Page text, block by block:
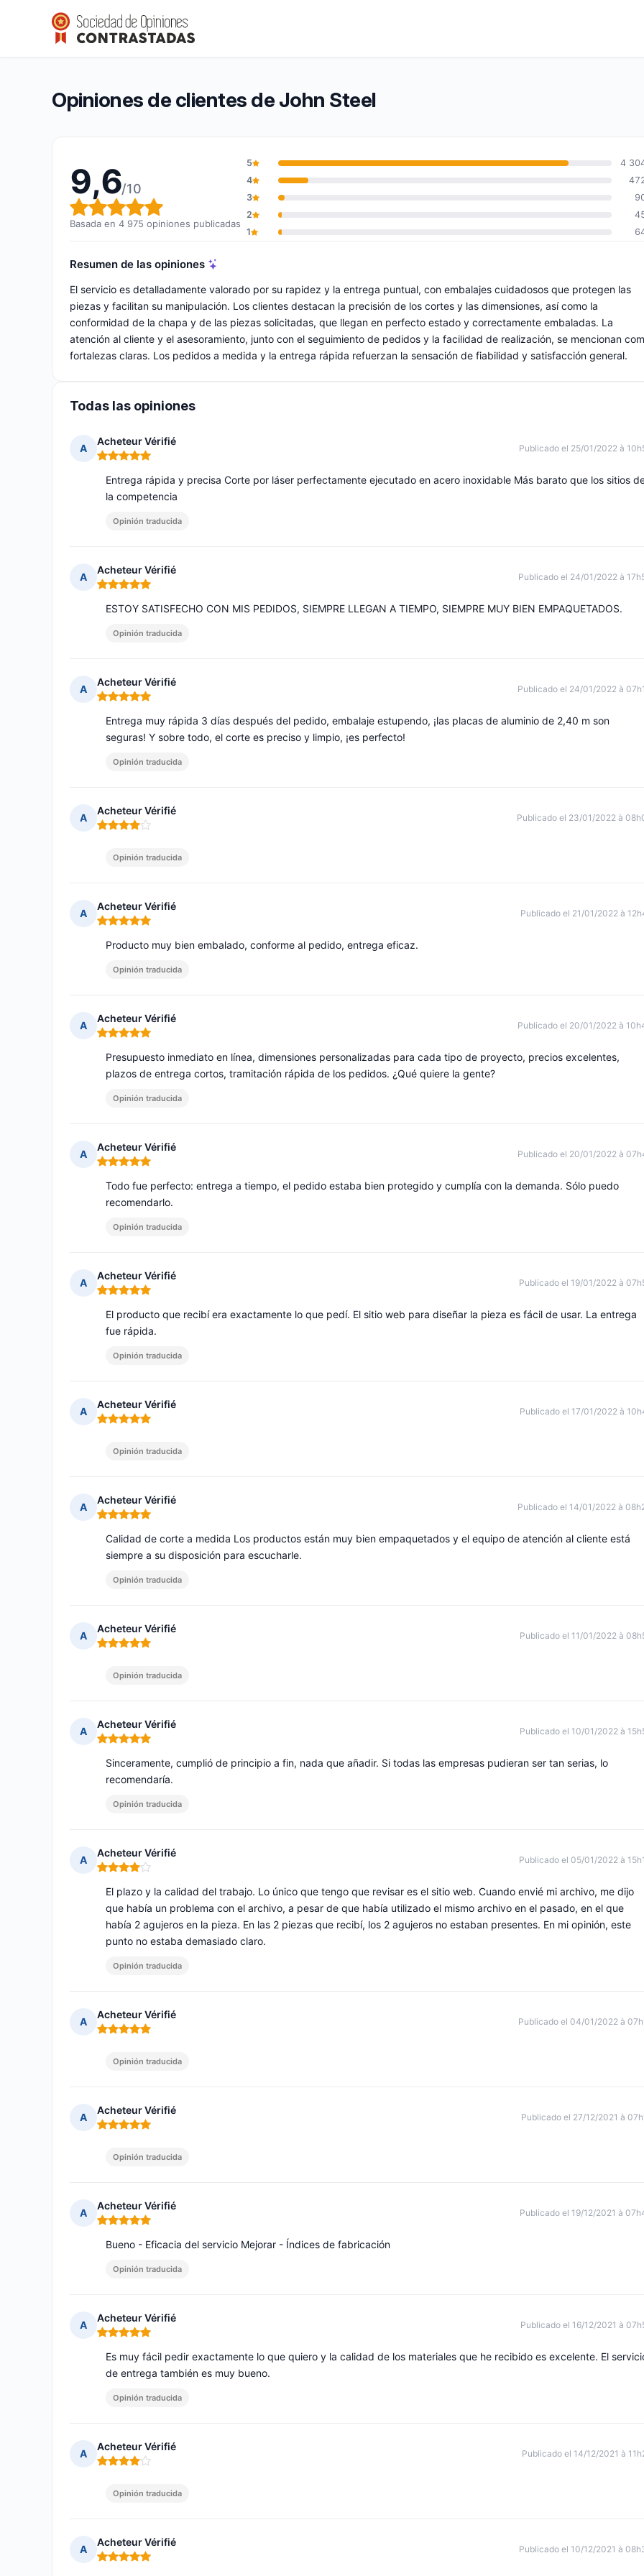
John Steel
Calificación global: 9,6 de 10
9,6/10(4 975 opiniones)
Opiniones de clientes de John Steel
9,6/10
Calificación global: 9,6 de 10
Basada en 4 975 opiniones publicadas
5
4
4
3
2
1
Resumen de las opiniones
El servicio es detalladamente valorado por su rapidez y la entrega puntual, con embalajes cuidadosos que protegen las
piezas y facilitan su manipulación. Los clientes destacan la precisión de los cortes y las dimensiones, así como la
conformidad de la chapa y de las piezas solicitadas, que llegan en perfecto estado y correctamente embaladas. La
atención al cliente y el asesoramiento, junto con el seguimiento de pedidos y la facilidad de realización, se mencionan
fortalezas claras. Los pedidos a medida y la entrega rápida refuerzan la sensación de fiabilidad y satisfacción general.
Todas las opiniones
A
Acheteur Vérifié
Nota: 5 de 5
Publicado el 25/01/2022 à
Entrega rápida y precisa Corte por láser perfectamente ejecutado en acero inoxidable Más barato que los sitios
la competencia
Opinión traducida
A
Acheteur Vérifié
Nota: 5 de 5
Publicado el 24/01/2022 à
ESTOY SATISFECHO CON MIS PEDIDOS, SIEMPRE LLEGAN A TIEMPO, SIEMPRE MUY BIEN EMPAQUETADOS.
Opinión traducida
A
Acheteur Vérifié
Nota: 5 de 5
Publicado el 24/01/2022 à
Entrega muy rápida 3 días después del pedido, embalaje estupendo, ¡las placas de aluminio de 2,40 m son
seguras! Y sobre todo, el corte es preciso y limpio, ¡es perfecto!
Opinión traducida
A
Acheteur Vérifié
Nota: 4 de 5
Publicado el 23/01/2022 à
Opinión traducida
A
Acheteur Vérifié
Nota: 5 de 5
Publicado el 21/01/2022 à
Producto muy bien embalado, conforme al pedido, entrega eficaz.
Opinión traducida
A
Acheteur Vérifié
Nota: 5 de 5
Publicado el 20/01/2022 à
Presupuesto inmediato en línea, dimensiones personalizadas para cada tipo de proyecto, precios excelentes,
plazos de entrega cortos, tramitación rápida de los pedidos. ¿Qué quiere la gente?
Opinión traducida
A
Acheteur Vérifié
Nota: 5 de 5
Publicado el 20/01/2022 à
Todo fue perfecto: entrega a tiempo, el pedido estaba bien protegido y cumplía con la demanda. Sólo puedo
recomendarlo.
Opinión traducida
A
Acheteur Vérifié
Nota: 5 de 5
Publicado el 19/01/2022 à
El producto que recibí era exactamente lo que pedí. El sitio web para diseñar la pieza es fácil de usar. La entrega
fue rápida.
Opinión traducida
A
Acheteur Vérifié
Nota: 5 de 5
Publicado el 17/01/2022 à
Opinión traducida
A
Acheteur Vérifié
Nota: 5 de 5
Publicado el 14/01/2022 à
Calidad de corte a medida Los productos están muy bien empaquetados y el equipo de atención al cliente está
siempre a su disposición para escucharle.
Opinión traducida
A
Acheteur Vérifié
Nota: 5 de 5
Publicado el 11/01/2022 à
Opinión traducida
A
Acheteur Vérifié
Nota: 5 de 5
Publicado el 10/01/2022 à
Sinceramente, cumplió de principio a fin, nada que añadir. Si todas las empresas pudieran ser tan serias, lo
recomendaría.
Opinión traducida
A
Acheteur Vérifié
Nota: 4 de 5
Publicado el 05/01/2022 à
El plazo y la calidad del trabajo. Lo único que tengo que revisar es el sitio web. Cuando envié mi archivo, me dijo
que había un problema con el archivo, a pesar de que había utilizado el mismo archivo en el pasado, en el que
había 2 agujeros en la pieza. En las 2 piezas que recibí, los 2 agujeros no estaban presentes. En mi opinión, este
punto no estaba demasiado claro.
Opinión traducida
A
Acheteur Vérifié
Nota: 5 de 5
Publicado el 04/01/2022 à
Opinión traducida
A
Acheteur Vérifié
Nota: 5 de 5
Publicado el 27/12/2021 à
Opinión traducida
A
Acheteur Vérifié
Nota: 5 de 5
Publicado el 19/12/2021 à
Bueno - Eficacia del servicio Mejorar - Índices de fabricación
Opinión traducida
A
Acheteur Vérifié
Nota: 5 de 5
Publicado el 16/12/2021 à
Es muy fácil pedir exactamente lo que quiero y la calidad de los materiales que he recibido es excelente. El
de entrega también es muy bueno.
Opinión traducida
A
Acheteur Vérifié
Nota: 4 de 5
Publicado el 14/12/2021 à
Opinión traducida
A
Acheteur Vérifié
Nota: 5 de 5
Publicado el 10/12/2021 à